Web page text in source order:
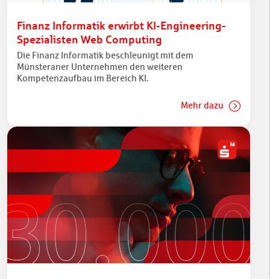
Finanz Informatik erwirbt KI-Engineering-
Spezialisten Web Computing
Die Finanz Informatik beschleunigt mit dem
Münsteraner Unternehmen den weiteren
Kompetenzaufbau im Bereich KI.
Mehr dazu